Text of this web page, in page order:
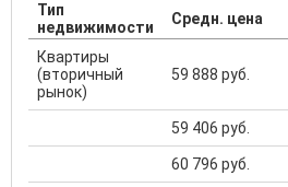
Тип
недвижимости
Средн. цена
Квартиры
(вторичный
рынок)
59 888 руб.
59 406 руб.
60 796 руб.